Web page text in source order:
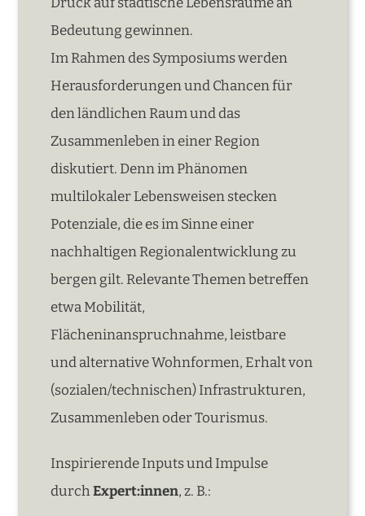
Bedeutung gewinnen.
Im Rahmen des Symposiums werden
Herausforderungen und Chancen für
den ländlichen Raum und das
Zusammenleben in einer Region
diskutiert. Denn im Phänomen
multilokaler Lebensweisen stecken
Potenziale, die es im Sinne einer
nachhaltigen Regionalentwicklung zu
bergen gilt. Relevante Themen betreffen
etwa Mobilität,
Flächeninanspruchnahme, leistbare
und alternative Wohnformen, Erhalt von
(sozialen/technischen) Infrastrukturen,
Zusammenleben oder Tourismus.
Inspirierende Inputs und Impulse
durchExpert:innen, z. B.: